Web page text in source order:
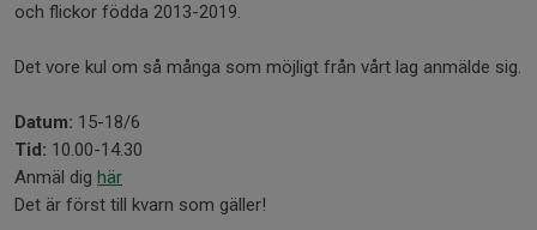
och flickor födda 2013-2019.
Det vore kul om så många som möjligt från vårt lag anmälde sig.
Datum: 15-18/6
Tid: 10.00-14.30
Anmäl dig här
Det är först till kvarn som gäller!